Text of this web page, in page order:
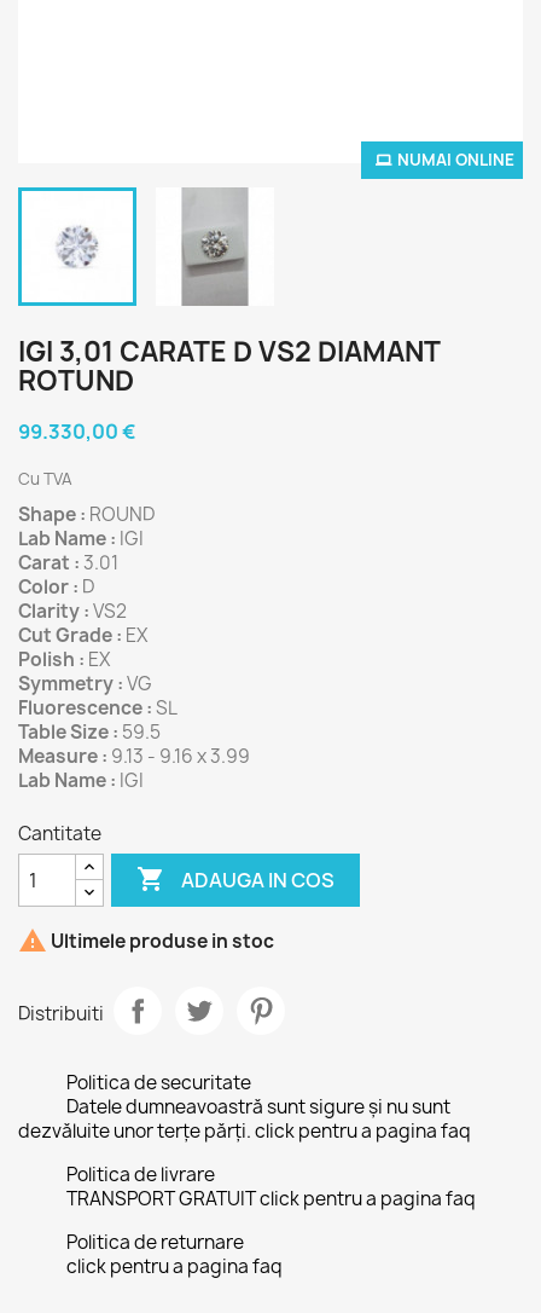
NUMAI ONLINE
IGI 3,01 CARATE D VS2 DIAMANT
ROTUND
99.330,00 €
Cu TVA
Shape : ROUND
Lab Name : IGI
Carat : 3.01
Color : D
Clarity :VS2
Cut Grade : EX
Polish : EX
Symmetry :VG
Fluorescence :SL
Table Size : 59.5
Measure : 9.13 - 9.16 x 3.99
Lab Name : IGI
Cantitate
 ADAUGA IN COS
 Ultimele produse in stoc
Distribuiti
Politica de securitate
Datele dumneavoastră sunt sigure și nu sunt
dezvăluite unor terțe părți. click pentru a pagina faq
Politica de livrare
TRANSPORT GRATUIT click pentru a pagina faq
Politica de returnare
click pentru a pagina faq